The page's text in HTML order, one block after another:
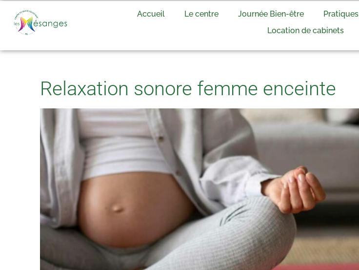
Accueil Le centre Journée Bien-être Pratiques
Location de cabinets
Relaxation sonore femme enceinte